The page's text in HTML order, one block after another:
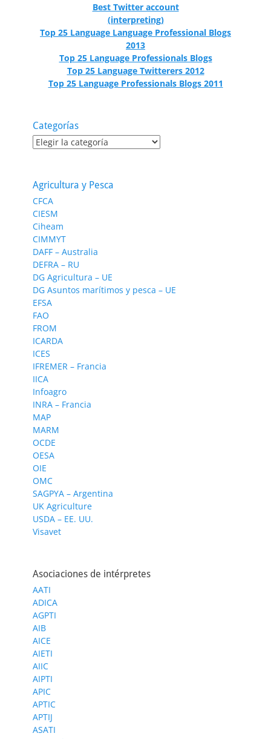
Best Twitter account
(interpreting)
Top 25 Language Language Professional Blogs
2013
Top 25 Language Professionals Blogs
Top 25 Language Twitterers 2012
Top 25 Language Professionals Blogs 2011
Categorías
Categorías
Agricultura y Pesca
CFCA
CIESM
Ciheam
CIMMYT
DAFF – Australia
DEFRA – RU
DG Agricultura – UE
DG Asuntos marítimos y pesca – UE
EFSA
FAO
FROM
ICARDA
ICES
IFREMER – Francia
IICA
Infoagro
INRA – Francia
MAP
MARM
OCDE
OESA
OIE
OMC
SAGPYA – Argentina
UK Agriculture
USDA – EE. UU.
Visavet
Asociaciones de intérpretes
AATI
ADICA
AGPTI
AIB
AICE
AIETI
AIIC
AIPTI
APIC
APTIC
APTIJ
ASATI